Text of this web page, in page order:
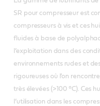
SR pour compresseur est
compresseurs à vis et ces
fluides à base de
l’exploitation dans des
environnements rudes et
rigoureuses où l’on
très élevées (>100 °C). Ces
l’utilisation dans les